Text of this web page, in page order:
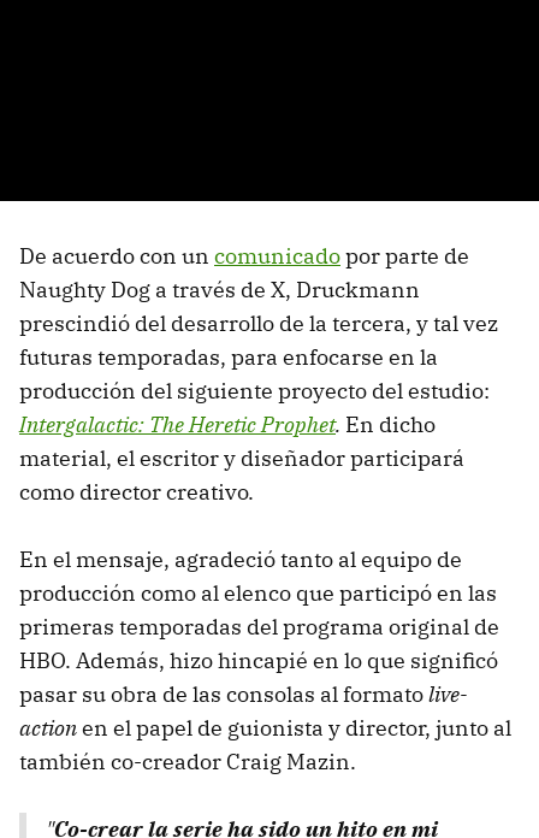
De acuerdo con un comunicadopor parte de
Naughty Dog a través de X, Druckmann
prescindió del desarrollo de la tercera, y tal vez
futuras temporadas, para enfocarse en la
producción del siguiente proyecto del estudio:
Intergalactic: The Heretic Prophet. En dicho
material, el escritor y diseñador participará
como director creativo.
En el mensaje, agradeció tanto al equipo de
producción como al elenco que participó en las
primeras temporadas del programa original de
HBO. Además, hizo hincapié en lo que significó
pasar su obra de las consolas al formatolive-
actionen el papel de guionista y director, junto al
también co-creador Craig Mazin.
"Co-crear la serie ha sido un hito en mi